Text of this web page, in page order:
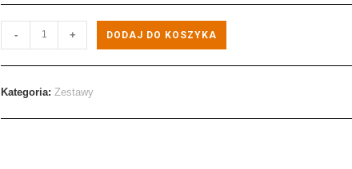
- + DODAJ DO KOSZYKA
Kategoria: Zestawy